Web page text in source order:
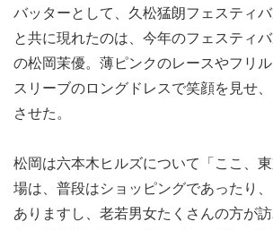
バッターとして、久松猛朗フェスティ
と共に現れたのは、今年のフェスティ
の松岡茉優。薄ピンクのレースやフリ
スリーブのロングドレスで笑顔を見せ
させた。
松岡は六本木ヒルズについて「ここ、
場は、普段はショッピングであったり
ありますし、老若男女たくさんの方が